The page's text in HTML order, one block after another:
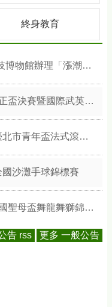
終身教育
—原民智慧主題探索課程」參訪補助案
國際武英盃武術精英錦標賽
年盃法式滾球錦標賽
國沙灘手球錦標賽
母盃舞龍舞獅錦標賽
告 rss 更多 一般公告